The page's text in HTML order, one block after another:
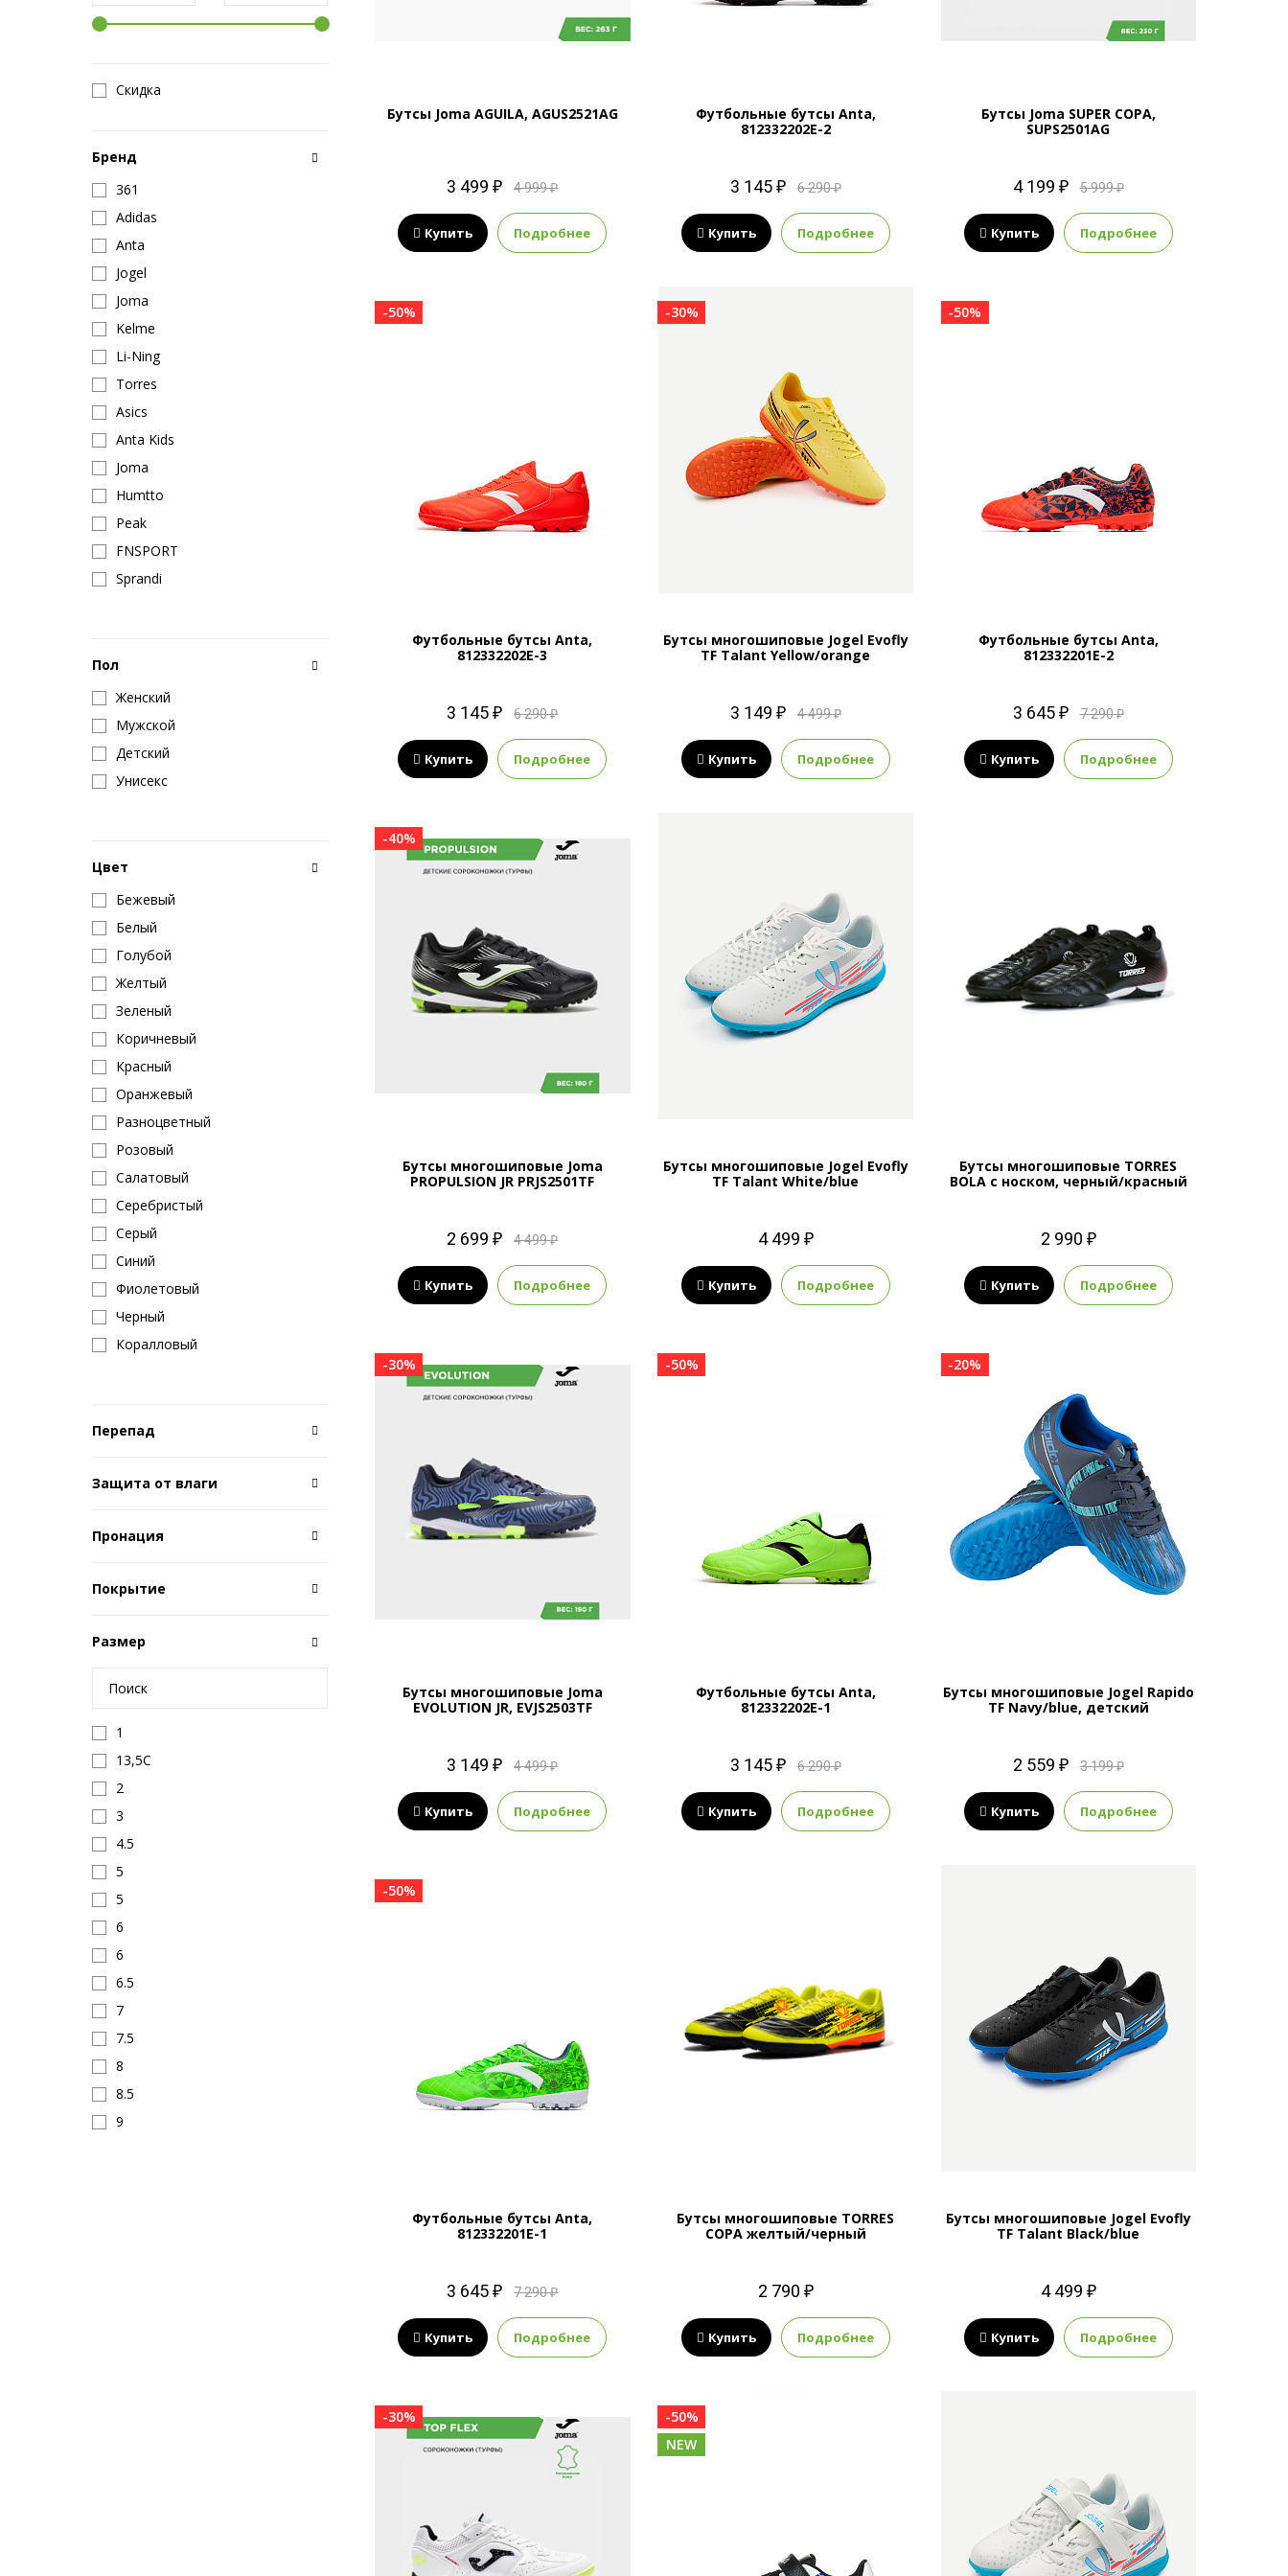
Скидка
Бренд
361
Adidas
Anta
Jogel
Joma
Kelme
Li-Ning
Torres
Asics
Anta Kids
Joma
Humtto
Peak
FNSPORT
Sprandi
Пол
Женский
Мужской
Детский
Унисекс
Цвет
Бежевый
Белый
Голубой
Желтый
Зеленый
Коричневый
Красный
Оранжевый
Разноцветный
Розовый
Салатовый
Серебристый
Серый
Синий
Фиолетовый
Черный
Коралловый
Перепад
Защита от влаги
Пронация
Покрытие
Размер
1
13,5C
2
3
4.5
5
5
6
6
6.5
7
7.5
8
8.5
9
Бутсы Joma AGUILA, AGUS2521AG
3 499 ₽ 4 999 ₽
Купить Подробнее
Футбольные бутсы Anta,
812332202E-2
3 145 ₽ 6 290 ₽
Купить Подробнее
Бутсы Joma SUPER COPA,
SUPS2501AG
4 199 ₽ 5 999 ₽
Купить Подробнее
-50%
Футбольные бутсы Anta,
812332202E-3
3 145 ₽ 6 290 ₽
Купить Подробнее
-30%
Бутсы многошиповые Jogel Evofly
TF Talant Yellow/orange
3 149 ₽ 4 499 ₽
Купить Подробнее
-50%
Футбольные бутсы Anta,
812332201E-2
3 645 ₽ 7 290 ₽
Купить Подробнее
-40%
Бутсы многошиповые Joma
PROPULSION JR PRJS2501TF
2 699 ₽ 4 499 ₽
Купить Подробнее
Бутсы многошиповые Jogel Evofly
TF Talant White/blue
4 499 ₽
Купить Подробнее
Бутсы многошиповые TORRES
BOLA с носком, черный/красный
2 990 ₽
Купить Подробнее
-30%
Бутсы многошиповые Joma
EVOLUTION JR, EVJS2503TF
3 149 ₽ 4 499 ₽
Купить Подробнее
-50%
Футбольные бутсы Anta,
812332202E-1
3 145 ₽ 6 290 ₽
Купить Подробнее
-20%
Бутсы многошиповые Jogel Rapido
TF Navy/blue, детский
2 559 ₽ 3 199 ₽
Купить Подробнее
-50%
Футбольные бутсы Anta,
812332201E-1
3 645 ₽ 7 290 ₽
Купить Подробнее
Бутсы многошиповые TORRES
COPA желтый/черный
2 790 ₽
Купить Подробнее
Бутсы многошиповые Jogel Evofly
TF Talant Black/blue
4 499 ₽
Купить Подробнее
-30%
-50%
NEW